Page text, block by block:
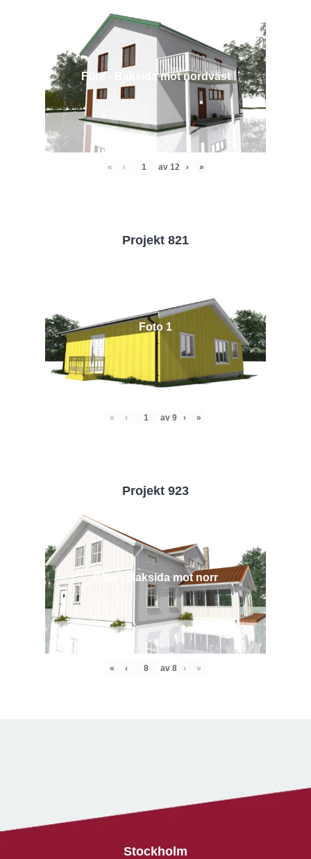
Före - Baksida mot nordväst
« ‹ av 12 › »
Projekt 821
Foto 1
« ‹ av 9 › »
Projekt 923
Efter - Baksida mot norr
« ‹ av 8 › »
Stockholm